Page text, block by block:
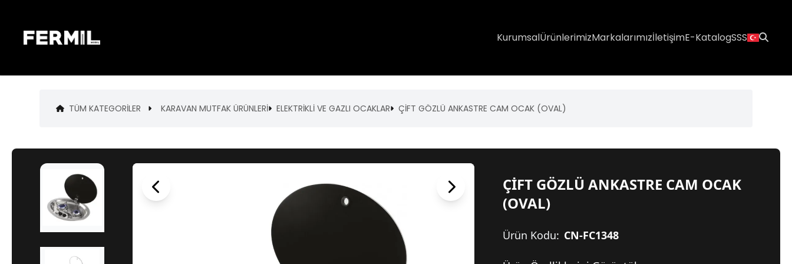
KurumsalÜrünlerimizMarkalarımızİletişimE-KatalogSSS
TÜM KATEGORILER KARAVAN MUTFAK ÜRÜNLERİ ELEKTRİKLİ VE GAZLI OCAKLAR ÇİFT GÖZLÜ ANKASTRE CAM OCAK (OVAL)
ÇİFT GÖZLÜ ANKASTRE CAM OCAK
(OVAL)
Ürün Kodu: CN-FC1348